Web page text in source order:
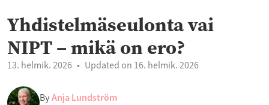
Yhdistelmäseulonta vai
NIPT – mikä on ero?
13. helmik. 2026 Updated on 16. helmik. 2026
ByAnja Lundström